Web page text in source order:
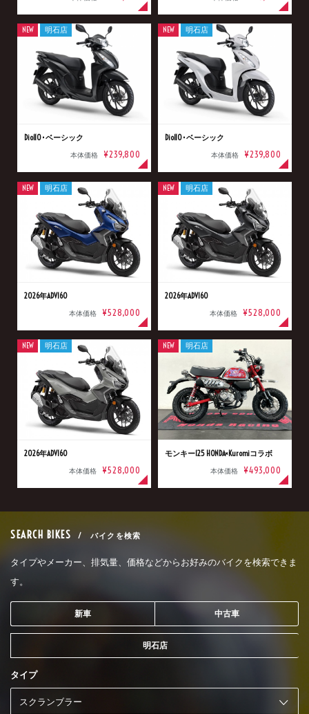
Dio110･ベーシック
本体価格 ¥239,800
NEW 明石店
Dio110･ベーシック
本体価格 ¥239,800
NEW 明石店
2026年ADV160
本体価格 ¥528,000
NEW 明石店
2026年ADV160
本体価格 ¥528,000
NEW 明石店
2026年ADV160
本体価格 ¥528,000
NEW 明石店
モンキー125 HONDA×Kuromiコラボ
本体価格 ¥493,000
NEW 明石店
SEARCH BIKES / バイクを検索
タイプやメーカー、排気量、価格などからお好みのバイクを検索できま
す。
新車 中古車
明石店
タイプ